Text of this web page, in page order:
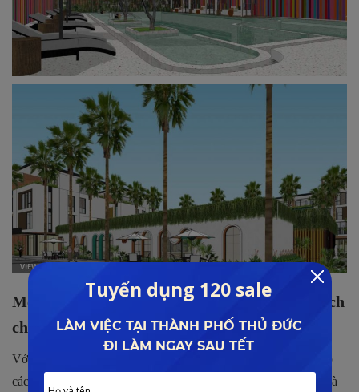
Meyhomes Clinic Center mang đến nhiều lợi ích
cho cộng đồng
Với mục đích xây dựng không gian chăm sóc sức khỏe kết hợp
các dịch vụ thương mại để đáp ứng nhu cầu của cư dân trong và